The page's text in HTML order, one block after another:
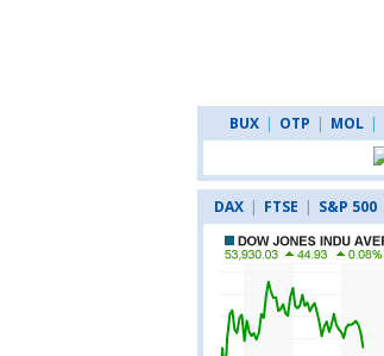
BUX | OTP | MOL |
DAX | FTSE | S&P 500